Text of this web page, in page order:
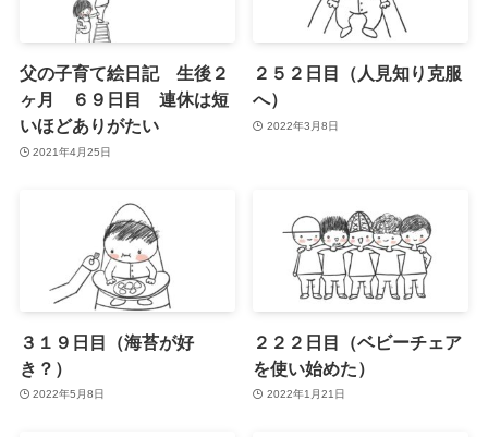
父の子育て絵日記 生後２
ヶ月 ６９日目 連休は短
いほどありがたい
2021年4月25日
２５２日目（人見知り克服
へ）
2022年3月8日
３１９日目（海苔が好
き？）
2022年5月8日
２２２日目（ベビーチェア
を使い始めた）
2022年1月21日